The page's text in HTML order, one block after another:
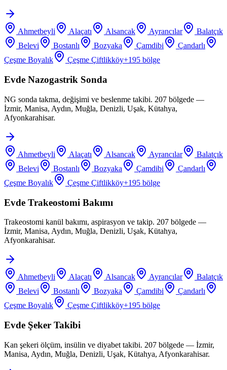
Ahmetbeyli Alaçatı Alsancak Ayrancılar
Balatçık
Belevi
Bostanlı Bozyaka Çamdibi
Çandarlı
Çeşme Boyalık
Çeşme Çiftlikköy+195 bölge
Evde Nazogastrik Sonda
NG sonda takma, değişimi ve beslenme takibi. 207 bölgede —
İzmir, Manisa, Aydın, Muğla, Denizli, Uşak, Kütahya,
Afyonkarahisar.
Ahmetbeyli Alaçatı Alsancak Ayrancılar
Balatçık
Belevi
Bostanlı Bozyaka Çamdibi
Çandarlı
Çeşme Boyalık
Çeşme Çiftlikköy+195 bölge
Evde Trakeostomi Bakımı
Trakeostomi kanül bakımı, aspirasyon ve takip. 207 bölgede —
İzmir, Manisa, Aydın, Muğla, Denizli, Uşak, Kütahya,
Afyonkarahisar.
Ahmetbeyli Alaçatı Alsancak Ayrancılar
Balatçık
Belevi
Bostanlı Bozyaka Çamdibi
Çandarlı
Çeşme Boyalık
Çeşme Çiftlikköy+195 bölge
Evde Şeker Takibi
Kan şekeri ölçüm, insülin ve diyabet takibi. 207 bölgede — İzmir,
Manisa, Aydın, Muğla, Denizli, Uşak, Kütahya, Afyonkarahisar.